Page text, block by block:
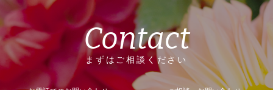
Contact
まずはご相談ください